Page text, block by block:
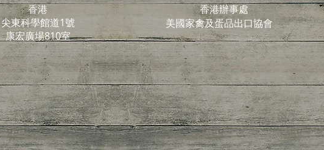
香港
尖東科學館道1號
康宏廣場810室
美國家禽及蛋品出口協會
香港辦事處